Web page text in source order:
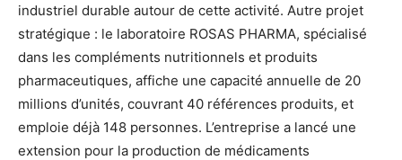
industriel durable autour de cette activité. Autre projet
stratégique : le laboratoire ROSAS PHARMA, spécialisé
dans les compléments nutritionnels et produits
pharmaceutiques, affiche une capacité annuelle de 20
millions d’unités, couvrant 40 références produits, et
emploie déjà 148 personnes. L’entreprise a lancé une
extension pour la production de médicaments